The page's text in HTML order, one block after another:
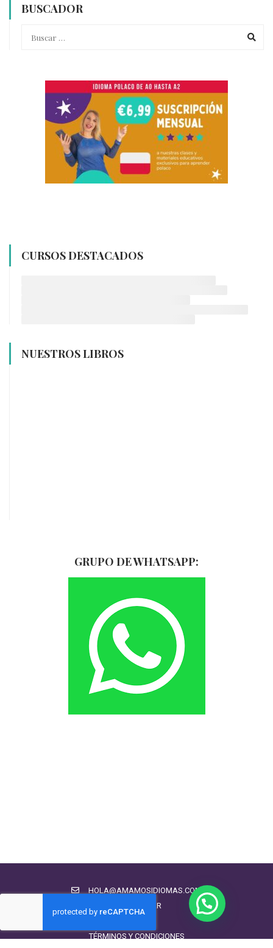
BUSCADOR
CURSOS DESTACADOS
34.00€
Hotelería
280 estudiantes contentos...
99.00€49.00€